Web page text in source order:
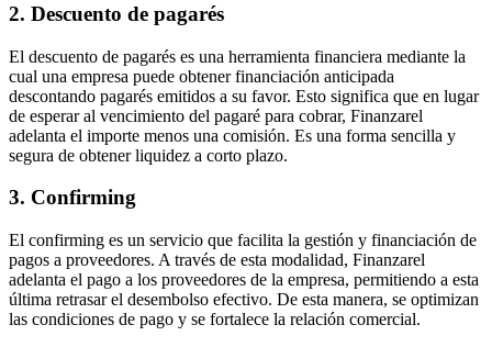
2. Descuento de pagarés
El descuento de pagarés es una herramienta financiera mediante la
cual una empresa puede obtener financiación anticipada
descontando pagarés emitidos a su favor. Esto significa que en lugar
de esperar al vencimiento del pagaré para cobrar, Finanzarel
adelanta el importe menos una comisión. Es una forma sencilla y
segura de obtener liquidez a corto plazo.
3. Confirming
El confirming es un servicio que facilita la gestión y financiación de
pagos a proveedores. A través de esta modalidad, Finanzarel
adelanta el pago a los proveedores de la empresa, permitiendo a esta
última retrasar el desembolso efectivo. De esta manera, se optimizan
las condiciones de pago y se fortalece la relación comercial.